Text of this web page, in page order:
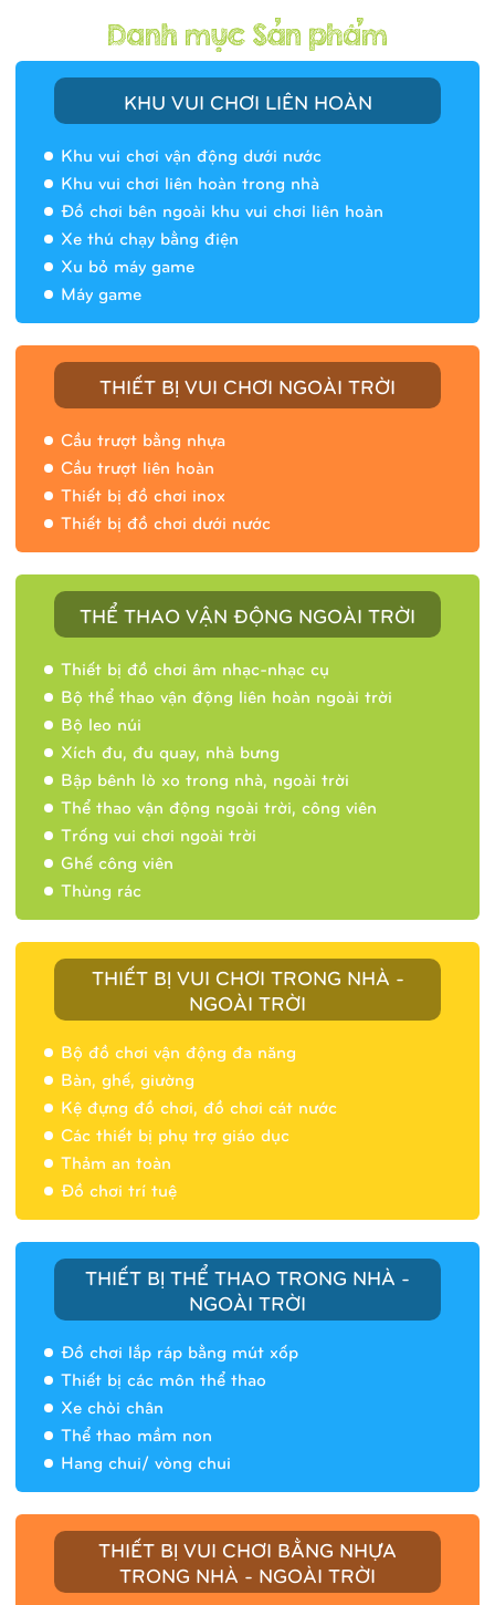
KHU VUI CHƠI LIÊN HOÀN
Khu vui chơi vận động dưới nước
Khu vui chơi liên hoàn trong nhà
Đồ chơi bên ngoài khu vui chơi liên hoàn
Xe thú chạy bằng điện
Xu bỏ máy game
Máy game
THIẾT BỊ VUI CHƠI NGOÀI TRỜI
Cầu trượt bằng nhựa
Cầu trượt liên hoàn
Thiết bị đồ chơi inox
Thiết bị đồ chơi dưới nước
THỂ THAO VẬN ĐỘNG NGOÀI TRỜI
Thiết bị đồ chơi âm nhạc-nhạc cụ
Bộ thể thao vận động liên hoàn ngoài trời
Bộ leo núi
Xích đu, đu quay, nhà bưng
Bập bênh lò xo trong nhà, ngoài trời
Thể thao vận động ngoài trời, công viên
Trống vui chơi ngoài trời
Ghế công viên
Thùng rác
THIẾT BỊ VUI CHƠI TRONG NHÀ -
NGOÀI TRỜI
Bộ đồ chơi vận động đa năng
Bàn, ghế, giường
Kệ đựng đồ chơi, đồ chơi cát nước
Các thiết bị phụ trợ giáo dục
Thảm an toàn
Đồ chơi trí tuệ
THIẾT BỊ THỂ THAO TRONG NHÀ -
NGOÀI TRỜI
Đồ chơi lắp ráp bằng mút xốp
Thiết bị các môn thể thao
Xe chòi chân
Thể thao mầm non
Hang chui/ vòng chui
THIẾT BỊ VUI CHƠI BẰNG NHỰA
TRONG NHÀ - NGOÀI TRỜI
Nhà banh 9H5404
Nhà banh 9H5408